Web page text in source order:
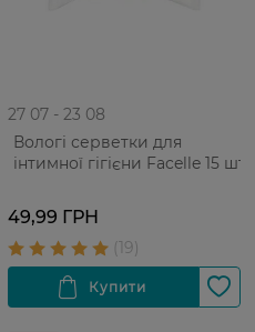
27 07 - 23 08
Вологі серветки для
інтимної гігієни Facelle 15 шт
49,99 ГРН